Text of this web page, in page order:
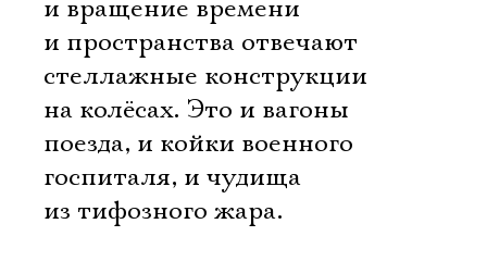
и вращение времени
и пространства отвечают
стеллажные конструкции
на колёсах. Это и вагоны
поезда, и койки военного
госпиталя, и чудища
из тифозного жара.